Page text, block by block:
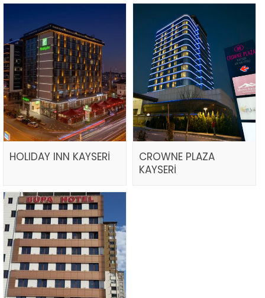
HOLIDAY INN KAYSERİ
CROWNE PLAZA
KAYSERİ